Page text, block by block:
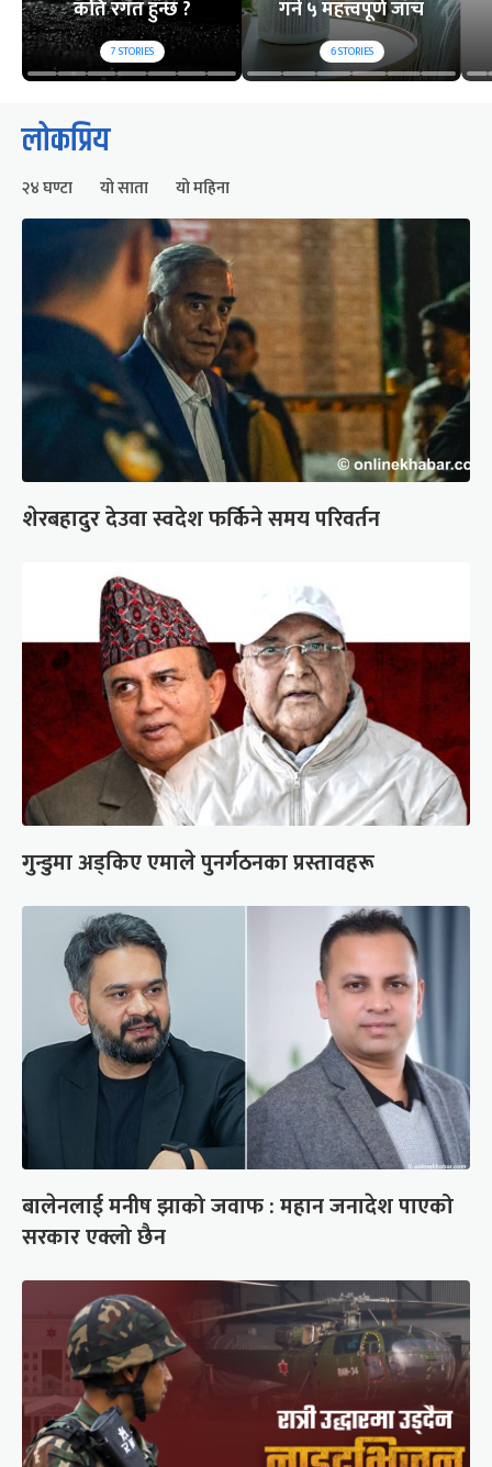
कति रगत हुन्छ ?
7STORIES
गर्ने ५ महत्त्वपूर्ण जाँच
6STORIES
लोकप्रिय
२४ घण्टा यो साता यो महिना
शेरबहादुर देउवा स्वदेश फर्किने समय परिवर्तन
गुन्डुमा अड्किए एमाले पुनर्गठनका प्रस्तावहरू
बालेनलाई मनीष झाको जवाफ : महान जनादेश पाएको
सरकार एक्लो छैन